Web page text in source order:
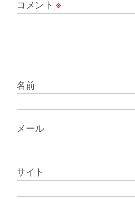
コメント ※
名前
メール
サイト